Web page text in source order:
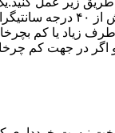
۱۰ تا ۲۰ دقیقه اختلاف